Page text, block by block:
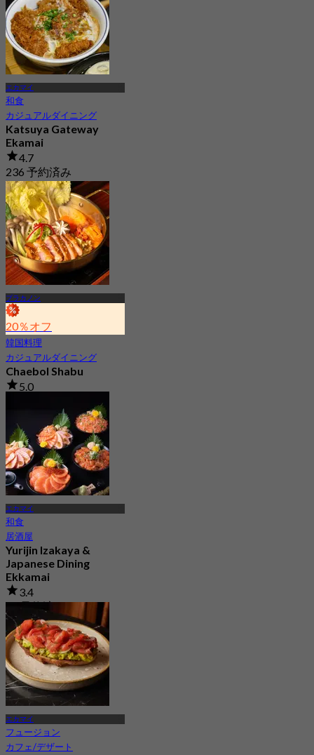
から฿ 294.25
エカマイ
和食
カジュアルダイニング
Katsuya Gateway
Ekamai
4.7
236 予約済み
から฿ 237.5
プラカノン
20％オフ
韓国料理
カジュアルダイニング
Chaebol Shabu
5.0
฿ 235
エカマイ
和食
居酒屋
Yurijin Izakaya &
Japanese Dining
Ekkamai
3.4
20 予約済み
から฿ 530
エカマイ
フュージョン
カフェ/デザート